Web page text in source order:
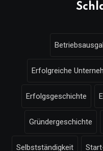
Erfolgreiche
Erfolgsgeschichte
Gründergeschichte
Selbstständigkeit